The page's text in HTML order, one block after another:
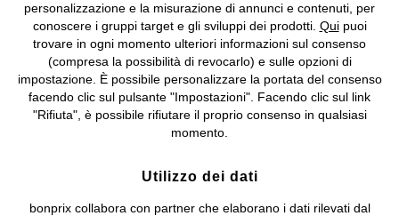
© 2026 bonprix.
Tutti i diritti riservati.
bonprix S.r.l. con socio unico, sede legale: via Adua 33 - 13855
Valdengo (BI) C.F. 01510910027 - P.I. 01939830020, Reg. Imprese di
Biella n. 01510910027, R.E.A. BI - 171345, N. Reg. Pile:
IT09060P00000858, N. Reg. AEE: IT08020000002105 Capitale
Sociale: euro 1.000.000 i.v, Società soggetta all'attività di direzione
e coordinamento di bonprix Beteiligungs -Verwaltungsgesellschaft
personalizzazione e la misurazione di annunci e contenuti, per
conoscere i gruppi target e gli sviluppi dei prodotti. Quipuoi
trovare in ogni momento ulteriori informazioni sul consenso
(compresa la possibilità di revocarlo) e sulle opzioni di
impostazione. È possibile personalizzare la portata del consenso
facendo clic sul pulsante "Impostazioni". Facendo clic sul link
"Rifiuta", è possibile rifiutare il proprio consenso in qualsiasi
momento.
Utilizzo dei dati
bonprix collabora con partner che elaborano i dati rilevati dal